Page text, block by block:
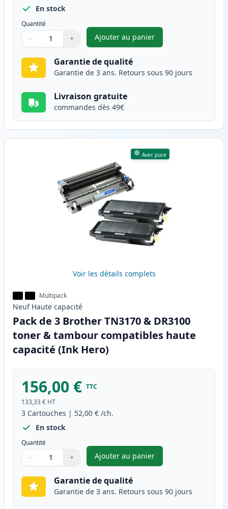
En stock
Quantité
Quantité
Utilisez les boutons pour ajuster
− +
Quantité
Ajouter au panier
,Pack de 5 Brother TN3170
Garantie de qualité
Garantie de 3 ans. Retours sous 90 jours
Livraison gratuite
commandes dès 49€
Avec puce
Voir les détails complets
Multipack
Neuf Haute capacité
Pack de 3 Brother TN3170 & DR3100
toner & tambour compatibles haute
capacité (Ink Hero)
156,00 € TTC
133,33 € HT
3 Cartouches | 52,00 € /ch.
En stock
Quantité
Quantité
Utilisez les boutons pour ajuster
− +
Quantité
Ajouter au panier
,Pack de 3 Brother TN3170
Garantie de qualité
Garantie de 3 ans. Retours sous 90 jours